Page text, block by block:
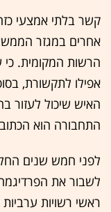
קשר בלתי אמצעי
אחרים במגזר
הרשות המקומית.
אפילו לתקשורת,
האיש שיכול לעזור
התחבורה הוא
לפני חמש שנים
ראשי רשויות